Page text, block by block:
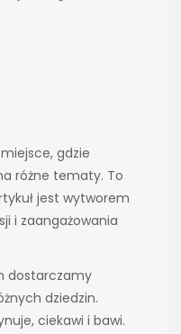
gdzie
różne tematy. To
jest wytworem
i zaangażowania
dostarczamy
dziedzin.
ciekawi i bawi.